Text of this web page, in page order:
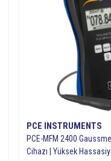
PCE INSTRUMENTS
PCE-MFM 2400
Cihazı | Yüksek